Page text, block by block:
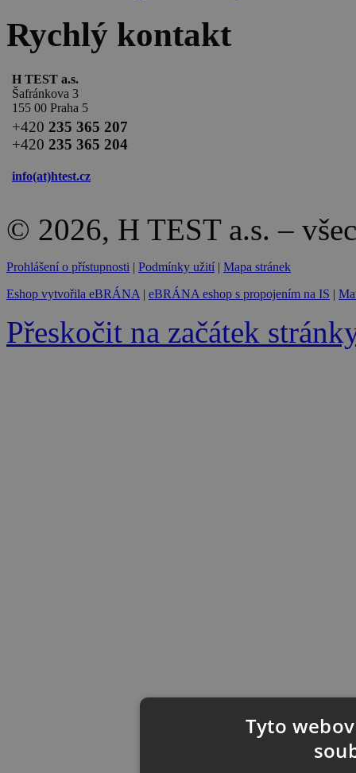
Rychlý kontakt
H TEST a.s.
Šafránkova 3
155 00 Praha 5
+420 235 365 207
+420 235 365 204
info(at)htest.cz
© 2026, H TEST a.s. –
Prohlášení o přístupnosti | Podmínky užití | Mapa stránek
Eshop vytvořila eBRÁNA | eBRÁNA eshop s propojením na IS |
Přeskočit na začátek
Tyto